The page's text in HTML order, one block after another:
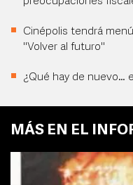
Cinépolis tendrá
"Volver al futuro"
¿Qué hay de nuevo…
MÁS EN EL